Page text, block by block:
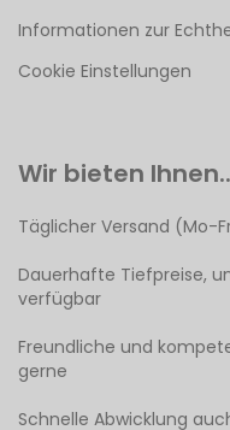
Informationen zur
Cookie Einstellungen
Wir bieten
Täglicher Versand (Mo-
Dauerhafte Tiefpreise,
verfügbar
Freundliche und
gerne
Schnelle Abwicklung